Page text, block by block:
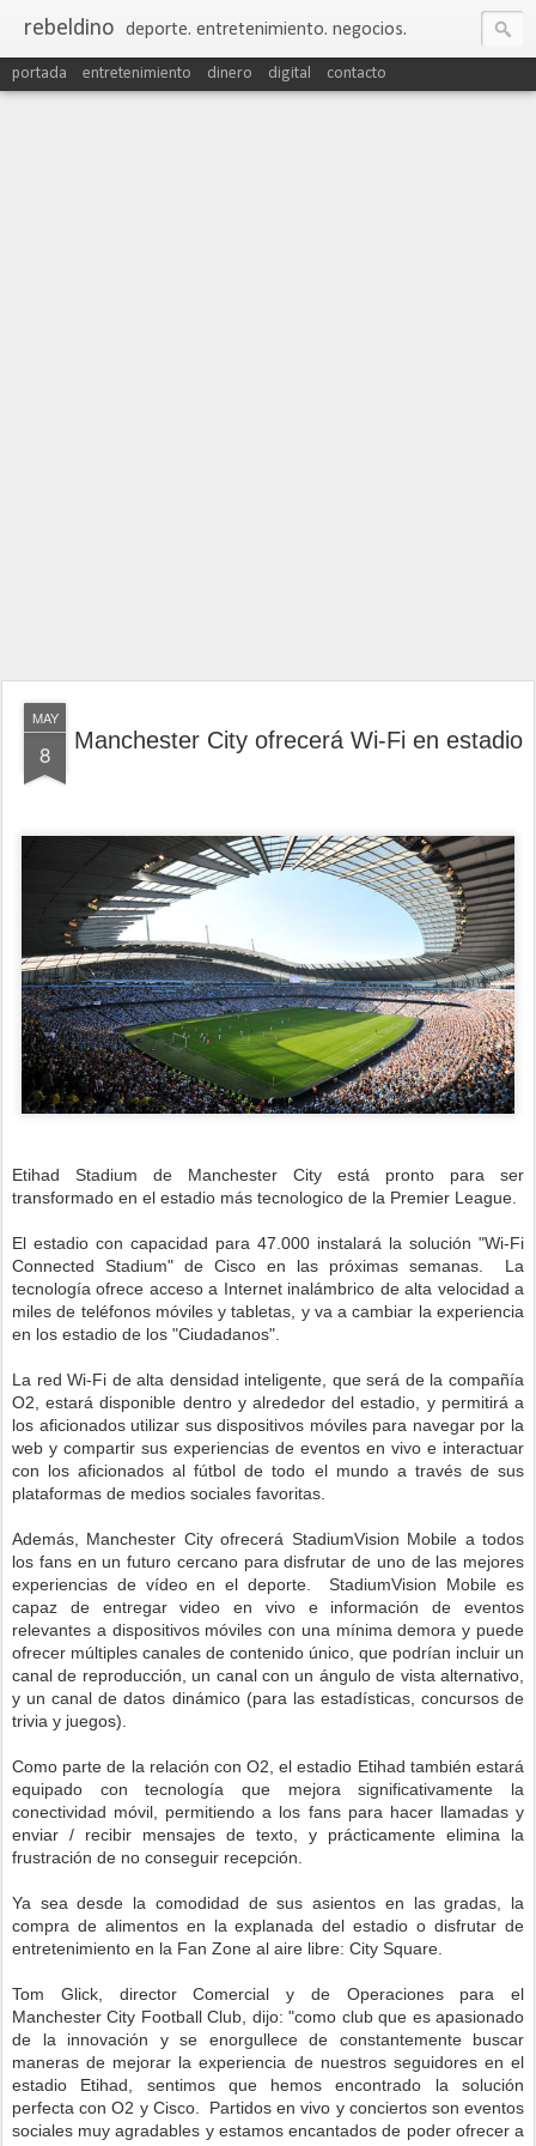
rebeldino deporte. entretenimiento. negocios.
portada entretenimiento dinero digital contacto
MAY
8 Manchester City ofrecerá Wi-Fi en estadio
Etihad Stadium de Manchester City está pronto para ser
transformado en el estadio más tecnologico de la Premier League.
El estadio con capacidad para 47.000 instalará la solución "Wi-Fi
Connected Stadium" de Cisco en las próximas semanas. La
tecnología ofrece acceso a Internet inalámbrico de alta velocidad a
miles de teléfonos móviles y tabletas, y va a cambiar la experiencia
en los estadio de los "Ciudadanos".
La red Wi-Fi de alta densidad inteligente, que será de la compañía
O2, estará disponible dentro y alrededor del estadio, y permitirá a
los aficionados utilizar sus dispositivos móviles para navegar por la
web y compartir sus experiencias de eventos en vivo e interactuar
con los aficionados al fútbol de todo el mundo a través de sus
plataformas de medios sociales favoritas.
Además, Manchester City ofrecerá StadiumVision Mobile a todos
los fans en un futuro cercano para disfrutar de uno de las mejores
experiencias de vídeo en el deporte. StadiumVision Mobile es
capaz de entregar video en vivo e información de eventos
relevantes a dispositivos móviles con una mínima demora y puede
ofrecer múltiples canales de contenido único, que podrían incluir un
canal de reproducción, un canal con un ángulo de vista alternativo,
y un canal de datos dinámico (para las estadísticas, concursos de
trivia y juegos).
Como parte de la relación con O2, el estadio Etihad también estará
equipado con tecnología que mejora significativamente la
conectividad móvil, permitiendo a los fans para hacer llamadas y
enviar / recibir mensajes de texto, y prácticamente elimina la
frustración de no conseguir recepción.
Ya sea desde la comodidad de sus asientos en las gradas, la
compra de alimentos en la explanada del estadio o disfrutar de
entretenimiento en la Fan Zone al aire libre: City Square.
Tom Glick, director Comercial y de Operaciones para el
Manchester City Football Club, dijo: "como club que es apasionado
de la innovación y se enorgullece de constantemente buscar
maneras de mejorar la experiencia de nuestros seguidores en el
estadio Etihad, sentimos que hemos encontrado la solución
perfecta con O2 y Cisco. Partidos en vivo y conciertos son eventos
sociales muy agradables y estamos encantados de poder ofrecer a